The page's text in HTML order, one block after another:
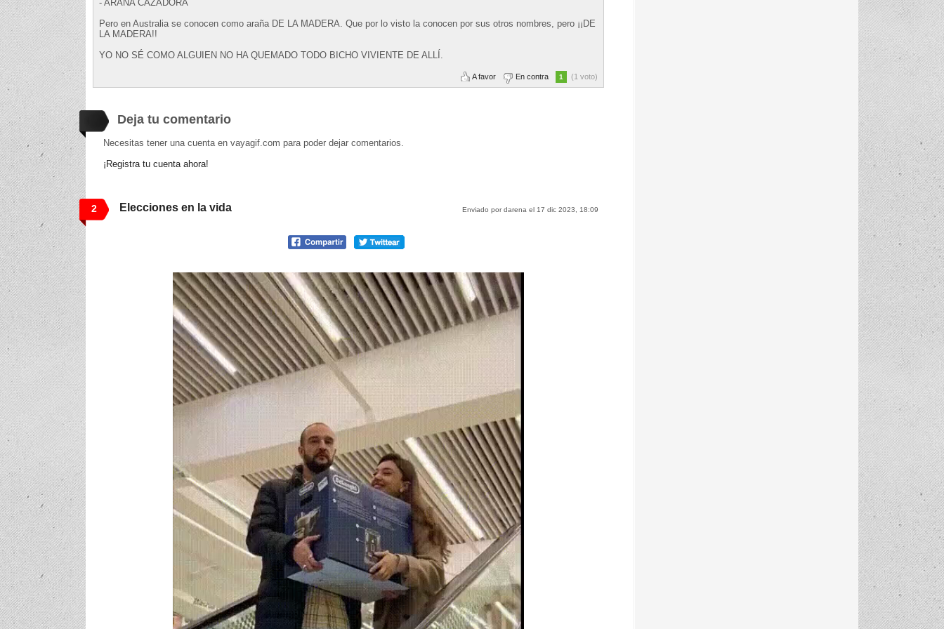
- ARAÑA CAZADORA
Pero en Australia se conocen como araña DE LA MADERA. Que por lo visto la conocen por sus otros nombres, pero ¡¡DE
LA MADERA!!
YO NO SÉ COMO ALGUIEN NO HA QUEMADO TODO BICHO VIVIENTE DE ALLÍ.
A favor En contra 1 (1 voto)
Deja tu comentario
Necesitas tener una cuenta en vayagif.com para poder dejar comentarios.
¡Registra tu cuenta ahora!
2 Enviado por darena el 17 dic 2023, 18:09
Elecciones en la vida